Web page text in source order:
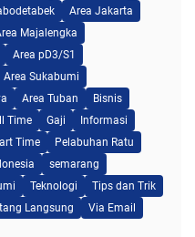
Area Jakarta
Majalengka
Area pD3/S1
Area Sukabumi
Area Tuban
Bisnis
Time Gaji
Informasi
Time
Pelabuhan Ratu
semarang
Teknologi
Tips dan Trik
Langsung
Via Email